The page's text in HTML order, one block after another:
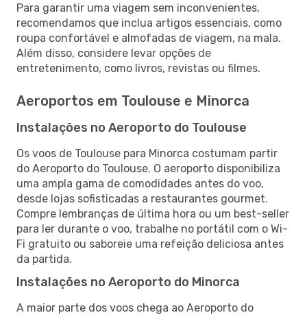
Para garantir uma viagem sem inconvenientes,
recomendamos que inclua artigos essenciais, como
roupa confortável e almofadas de viagem, na mala.
Além disso, considere levar opções de
entretenimento, como livros, revistas ou filmes.
Aeroportos em Toulouse e Minorca
Instalações no Aeroporto do Toulouse
Os voos de Toulouse para Minorca costumam partir
do Aeroporto do Toulouse. O aeroporto disponibiliza
uma ampla gama de comodidades antes do voo,
desde lojas sofisticadas a restaurantes gourmet.
Compre lembranças de última hora ou um best-seller
para ler durante o voo, trabalhe no portátil com o Wi-
Fi gratuito ou saboreie uma refeição deliciosa antes
da partida.
Instalações no Aeroporto do Minorca
A maior parte dos voos chega ao Aeroporto do